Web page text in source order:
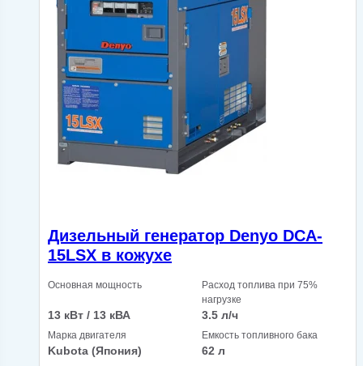
Дизельный генератор Denyo DCA-
15LSX в кожухе
Основная мощность
13 кВт / 13 кВА
Расход топлива при 75%
нагрузке
3.5 л/ч
Марка двигателя
Kubota (Япония)
Емкость топливного бака
62 л